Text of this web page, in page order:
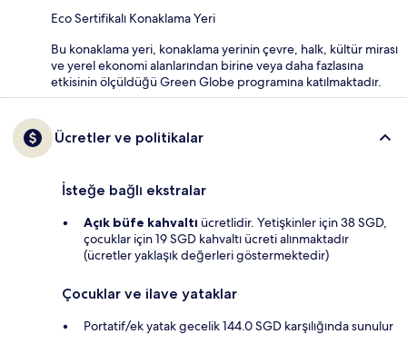
Eco Sertifikalı Konaklama Yeri
Bu konaklama yeri, konaklama yerinin çevre, halk, kültür mirası
ve yerel ekonomi alanlarından birine veya daha fazlasına
etkisinin ölçüldüğü Green Globe programına katılmaktadır.
Ücretler ve politikalar
İsteğe bağlı ekstralar
Açık büfe kahvaltı ücretlidir. Yetişkinler için 38 SGD,
çocuklar için 19 SGD kahvaltı ücreti alınmaktadır
(ücretler yaklaşık değerleri göstermektedir)
Çocuklar ve ilave yataklar
Portatif/ek yatak gecelik 144.0 SGD karşılığında sunulur